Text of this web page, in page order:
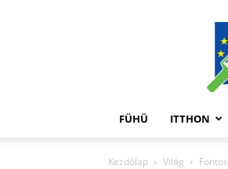
FÜHÜ ITTHON
Kezdőlap Világ Fontos